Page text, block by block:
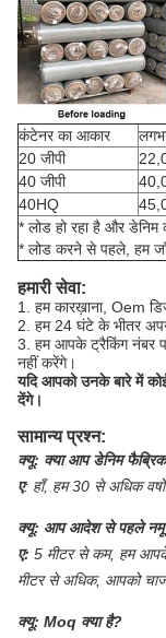
कंटेनर का आकार
20 जीपी
40 जीपी
40HQ
* लोड हो रहा है और
* लोड करने से पहले, हम
हमारी सेवा:
1. हम कारख़ाना, Oem
2. हम 24 घंटे के भीतर
3. हम आपके ट्रैकिंग नंबर
नहीं करेंगे।
यदि आपको उनके बारे में
देंगे।
सामान्य प्रश्न:
क्यू: क्या आप डेनिम
ए: हाँ, हम 30 से अधिक
क्यू: आप आदेश से पहले
ए: 5 मीटर से कम, हम
मीटर से अधिक, आपको
क्यू: Moq क्या है?